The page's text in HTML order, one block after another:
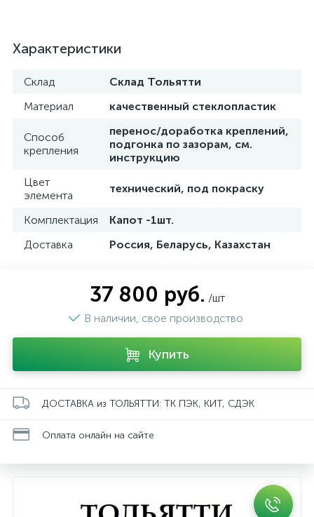
Характеристики
Склад
Склад Тольятти
Материал
качественный стеклопластик
Способ
крепления
перенос/доработка креплений,
подгонка по зазорам, см.
инструкцию
Цвет
элемента
технический, под покраску
Комплектация
Капот -1шт.
Доставка
Россия, Беларусь, Казахстан
37 800 руб. /шт
В наличии, свое производство
Купить
ДОСТАВКА из ТОЛЬЯТТИ: ТК ПЭК, КИТ, СДЭК
Оплата онлайн на сайте